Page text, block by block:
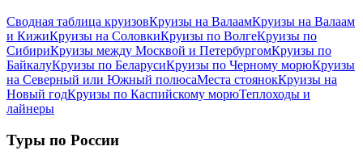
Сводная таблица круизовКруизы на ВалаамКруизы на Валаам
и КижиКруизы на СоловкиКруизы по ВолгеКруизы по
СибириКруизы между Москвой и ПетербургомКруизы по
БайкалуКруизы по БеларусиКруизы по Черному морюКруизы
на Северный или Южный полюсаМеста стоянокКруизы на
Новый годКруизы по Каспийскому морюТеплоходы и
лайнеры
Туры по России